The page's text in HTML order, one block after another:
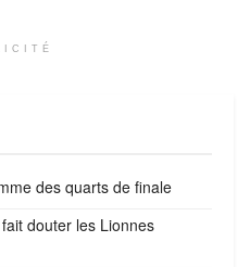
des quarts de finale
douter les Lionnes